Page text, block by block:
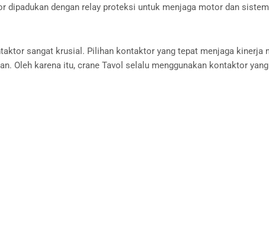
dipadukan dengan relay proteksi untuk menjaga motor dan
sangat krusial. Pilihan kontaktor yang tepat menjaga kinerja
Oleh karena itu, crane Tavol selalu menggunakan kontaktor